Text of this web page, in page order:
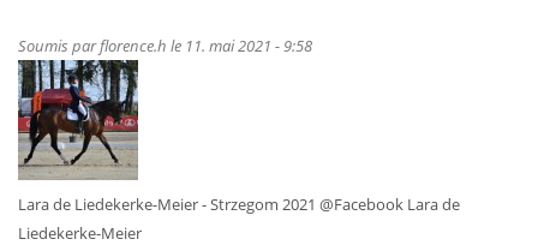
de
remarquer
Soumis parflorence.h le 11. mai 2021 - 9:58
Lara de Liedekerke-Meier - Strzegom 2021 @Facebook Lara de
Liedekerke-Meier